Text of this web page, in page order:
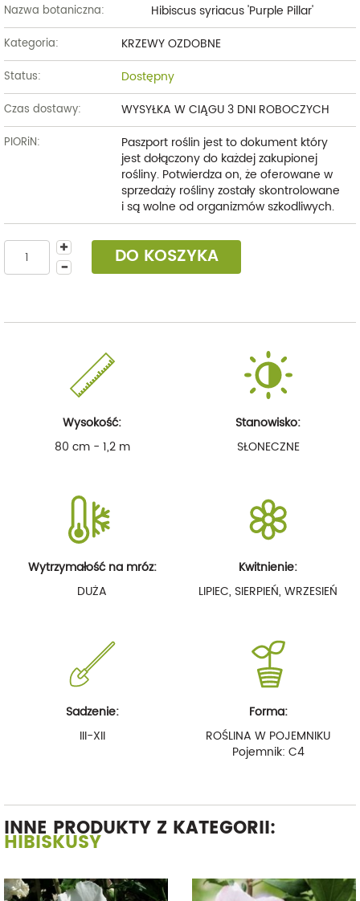
Nazwa botaniczna: Hibiscus syriacus 'Purple Pillar'
Kategoria: KRZEWY OZDOBNE
Status: Dostępny
Czas dostawy: WYSYŁKA W CIĄGU 3 DNI ROBOCZYCH
PIORiN:
Paszport roślin jest to dokument który
jest dołączony do każdej zakupionej
rośliny. Potwierdza on, że oferowane w
sprzedaży rośliny zostały skontrolowane
i są wolne od organizmów szkodliwych.
DO KOSZYKA
Wysokość:
80 cm - 1,2 m
Stanowisko:
SŁONECZNE
Wytrzymałość na mróz:
DUŻA
Kwitnienie:
LIPIEC, SIERPIEŃ, WRZESIEŃ
Sadzenie:
III-XII
Forma:
ROŚLINA W POJEMNIKU
Pojemnik: C4
INNE PRODUKTY Z KATEGORII:
HIBISKUSY